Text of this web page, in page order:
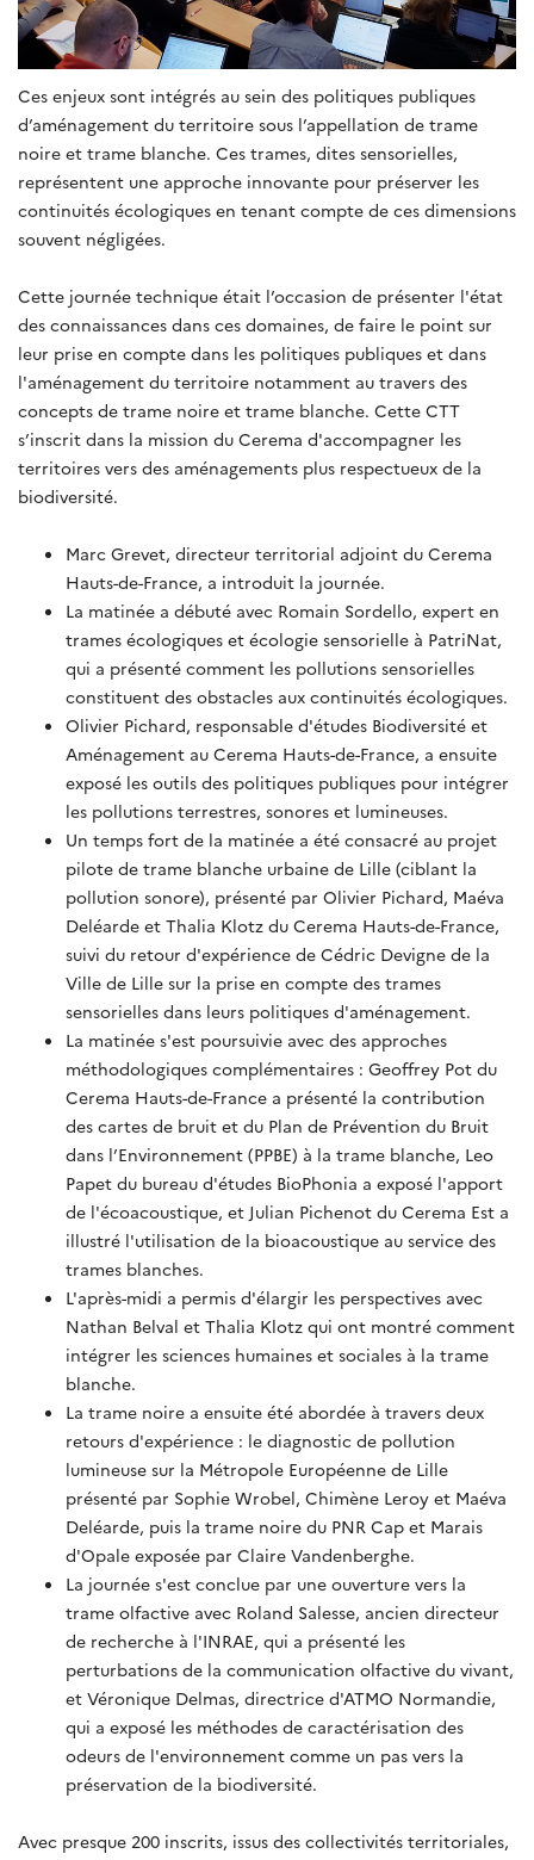
Ces enjeux sont intégrés au sein des politiques publiques
d’aménagement du territoire sous l’appellation de trame
noire et trame blanche. Ces trames, dites sensorielles,
représentent une approche innovante pour préserver les
continuités écologiques en tenant compte de ces dimensions
souvent négligées.
Cette journée technique était l’occasion de présenter l'état
des connaissances dans ces domaines, de faire le point sur
leur prise en compte dans les politiques publiques et dans
l'aménagement du territoire notamment au travers des
concepts de trame noire et trame blanche. Cette CTT
s’inscrit dans la mission du Cerema d'accompagner les
territoires vers des aménagements plus respectueux de la
biodiversité.
Marc Grevet, directeur territorial adjoint du Cerema
Hauts-de-France, a introduit la journée.
La matinée a débuté avec Romain Sordello, expert en
trames écologiques et écologie sensorielle à PatriNat,
qui a présenté comment les pollutions sensorielles
constituent des obstacles aux continuités écologiques.
Olivier Pichard, responsable d'études Biodiversité et
Aménagement au Cerema Hauts-de-France, a ensuite
exposé les outils des politiques publiques pour intégrer
les pollutions terrestres, sonores et lumineuses.
Un temps fort de la matinée a été consacré au projet
pilote de trame blanche urbaine de Lille (ciblant la
pollution sonore), présenté par Olivier Pichard, Maéva
Deléarde et Thalia Klotz du Cerema Hauts-de-France,
suivi du retour d'expérience de Cédric Devigne de la
Ville de Lille sur la prise en compte des trames
sensorielles dans leurs politiques d'aménagement.
La matinée s'est poursuivie avec des approches
méthodologiques complémentaires : Geoffrey Pot du
Cerema Hauts-de-France a présenté la contribution
des cartes de bruit et du Plan de Prévention du Bruit
dans l’Environnement (PPBE) à la trame blanche, Leo
Papet du bureau d'études BioPhonia a exposé l'apport
de l'écoacoustique, et Julian Pichenot du Cerema Est a
illustré l'utilisation de la bioacoustique au service des
trames blanches.
L'après-midi a permis d'élargir les perspectives avec
Nathan Belval et Thalia Klotz qui ont montré comment
intégrer les sciences humaines et sociales à la trame
blanche.
La trame noire a ensuite été abordée à travers deux
retours d'expérience : le diagnostic de pollution
lumineuse sur la Métropole Européenne de Lille
présenté par Sophie Wrobel, Chimène Leroy et Maéva
Deléarde, puis la trame noire du PNR Cap et Marais
d'Opale exposée par Claire Vandenberghe.
La journée s'est conclue par une ouverture vers la
trame olfactive avec Roland Salesse, ancien directeur
de recherche à l'INRAE, qui a présenté les
perturbations de la communication olfactive du vivant,
et Véronique Delmas, directrice d'ATMO Normandie,
qui a exposé les méthodes de caractérisation des
odeurs de l'environnement comme un pas vers la
préservation de la biodiversité.
Avec presque 200 inscrits, issus des collectivités territoriales,